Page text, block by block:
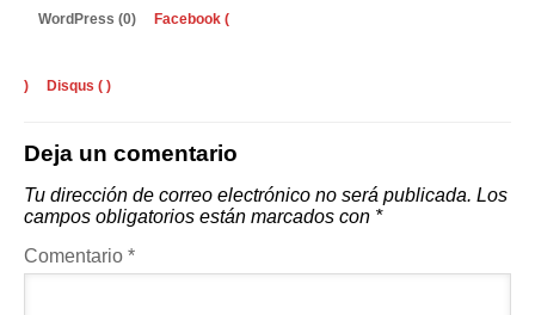
WordPress (0) Facebook (
) Disqus ( )
Deja un comentario
Tu dirección de correo electrónico no será publicada. Los
campos obligatorios están marcados con *
Comentario *